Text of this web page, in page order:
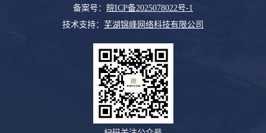
备案号：
皖ICP备2025078022号-1
技术支持： 芜湖锦峰网络科技有限公司